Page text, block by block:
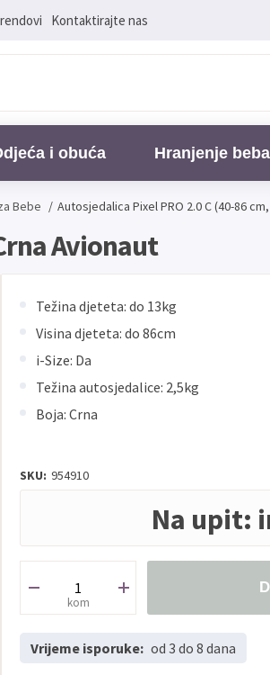
Kontaktirajte nas
i obuća Hranjenje beba
Bebe / Autosjedalica Pixel PRO 2.0 C (40-86
Avionaut
Težina djeteta: do 13kg
Visina djeteta: do 86cm
i-Size: Da
Težina autosjedalice: 2,5kg
Boja: Crna
SKU: 954910
Na upit:
kom
Vrijeme isporuke: od 3 do 8 dana